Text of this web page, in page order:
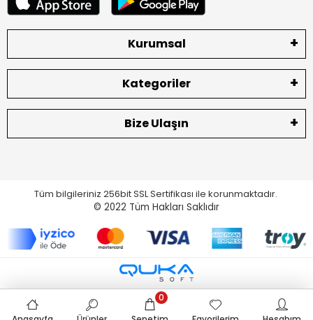
Kurumsal
Kategoriler
Bize Ulaşın
Tüm bilgileriniz 256bit SSL Sertifikası ile korunmaktadır.
© 2022 Tüm Hakları Saklıdır
0